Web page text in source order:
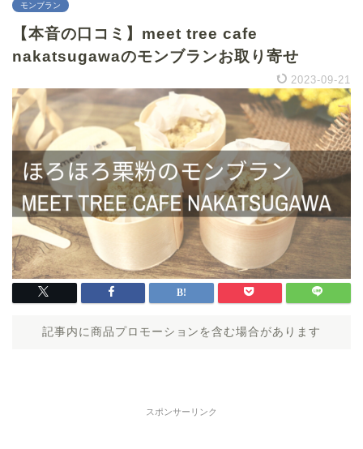
モンブラン
【本音の口コミ】meet tree cafe
nakatsugawaのモンブランお取り寄せ
2023-09-21
記事内に商品プロモーションを含む場合があります
スポンサーリンク